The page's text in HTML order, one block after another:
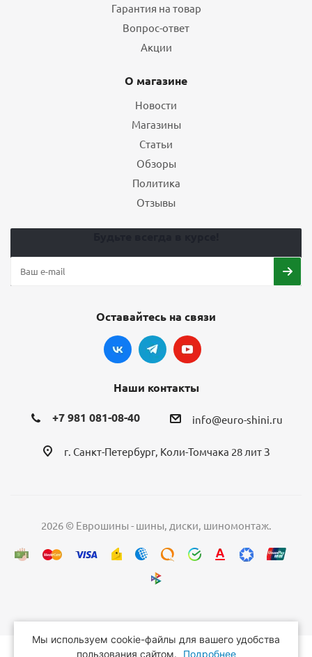
Гарантия на товар
Вопрос-ответ
Акции
О магазине
Новости
Магазины
Статьи
Обзоры
Политика
Отзывы
Оставайтесь на связи
Наши контакты
+7 981 081-08-40 info@euro-shini.ru
г. Санкт-Петербург, Коли-Томчака 28 лит З
2026 © Еврошины - шины, диски, шиномонтаж.
Мы используем cookie-файлы для вашего удобства
пользования сайтом.
Подробнее